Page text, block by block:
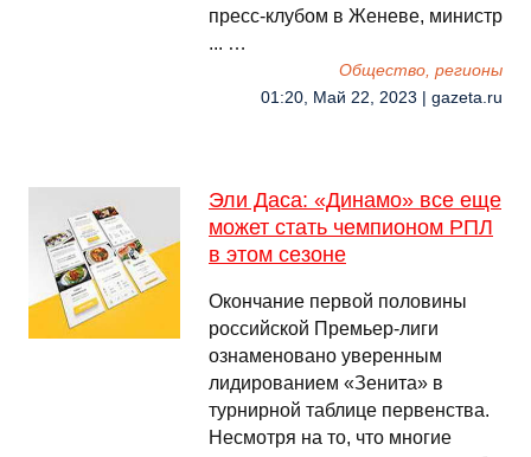
пресс-клубом в Женеве, министр
... …
Общество, регионы
01:20, Май 22, 2023 | gazeta.ru
Эли Даса: «Динамо» все еще
может стать чемпионом РПЛ
в этом сезоне
Окончание первой половины
российской Премьер-лиги
ознаменовано уверенным
лидированием «Зенита» в
турнирной таблице первенства.
Несмотря на то, что многие